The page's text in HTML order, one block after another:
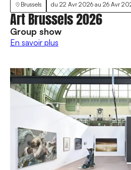
Brussels du 22 Avr 2026 au 26 Avr
Art Brussels 2026
Group show
En savoir plus